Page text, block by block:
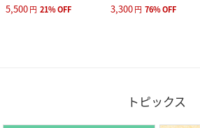
5,500円 21%OFF 3,300円 76%OFF
トピックス